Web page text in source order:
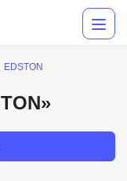
EDSTON